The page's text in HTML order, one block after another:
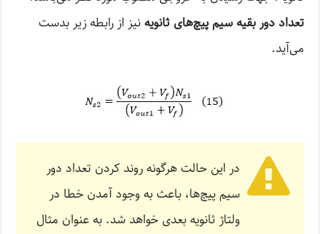
تعداد دور بقیه سیم پیچ‌های ثانویهنیز از رابطه زیر بدست
می‌آید.
در این حالت هرگونه روند کردن تعداد دور
سیم پیچ‌ها، باعث به وجود آمدن خطا در
ولتاژ ثانویه بعدی خواهد شد. به عنوان مثال